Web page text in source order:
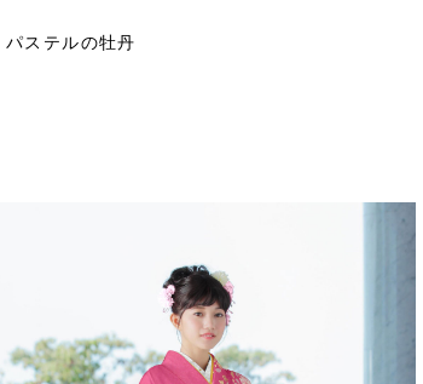
ステルの牡丹